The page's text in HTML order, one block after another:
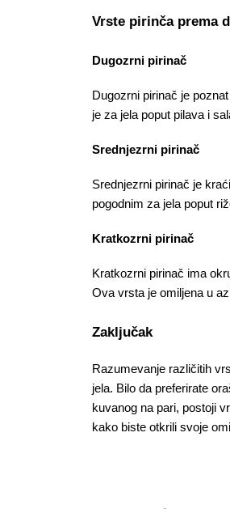
Vrste pirinča prema
Dugozrni pirinač
Dugozrni pirinač je
je za jela poput pilava i
Srednjezrni pirinač
Srednjezrni pirinač je
pogodnim za jela poput
Kratkozrni pirinač
Kratkozrni pirinač ima
Ova vrsta je omiljena u
Zaključak
Razumevanje različitih
jela. Bilo da preferirate
kuvanog na pari, postoji
kako biste otkrili svoje